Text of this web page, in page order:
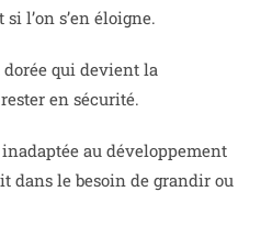
l’on s’en éloigne.
dorée qui devient la
en sécurité.
au développement
dans le besoin de grandir ou